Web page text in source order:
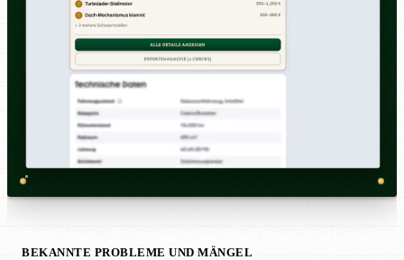
BEKANNTE PROBLEME UND MÄNGEL